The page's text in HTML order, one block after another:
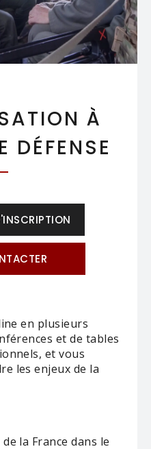
À
DÉFENSE
en plusieurs
et de tables
et vous
les enjeux de la
la France dans le